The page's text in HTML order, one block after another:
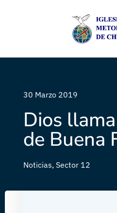
30 Marzo 2019
Dios
de Buena
Noticias, Sector 12